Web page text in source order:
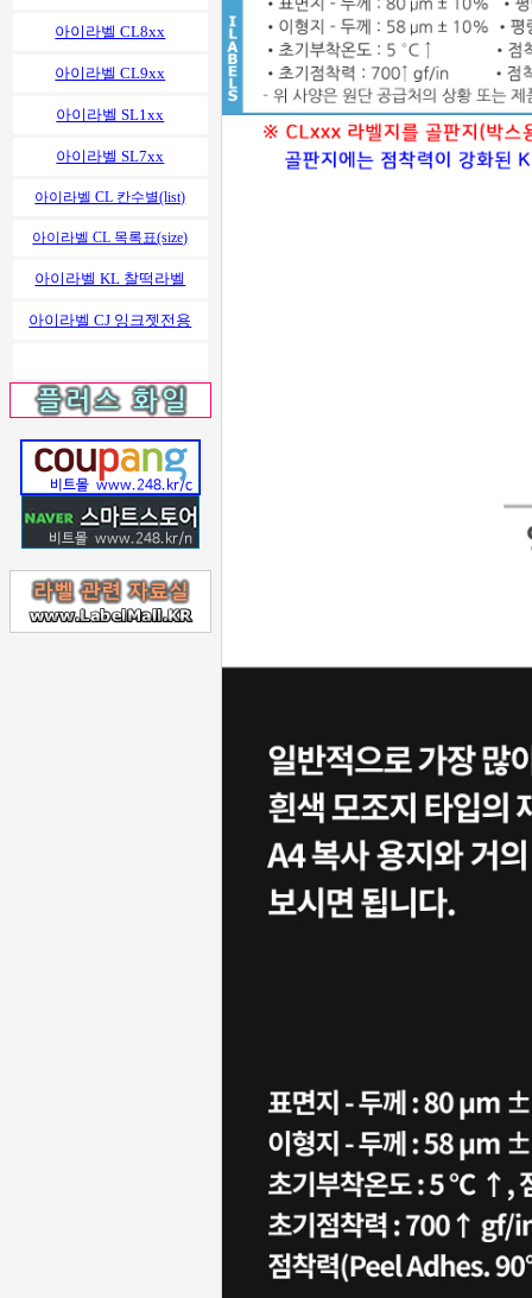
아이라벨 CL8xx
아이라벨 CL9xx
아이라벨 SL1xx
아이라벨 SL7xx
아이라벨 CL 칸수별(list)
아이라벨 CL 목록표(size)
아이라벨 KL 찰떡라벨
아이라벨 CJ 잉크젯전용